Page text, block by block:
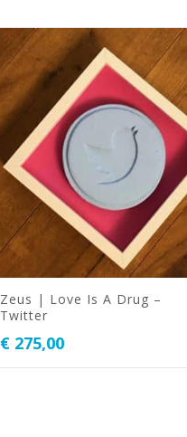
Zeus | Love Is A Drug –
Twitter
€275,00